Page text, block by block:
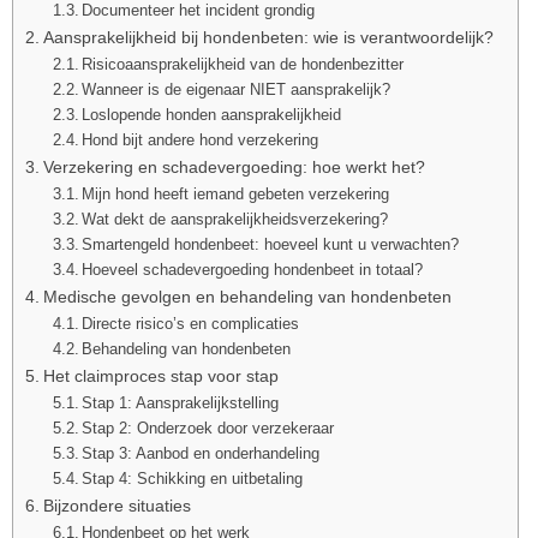
Documenteer het incident grondig
Aansprakelijkheid bij hondenbeten: wie is verantwoordelijk?
Risicoaansprakelijkheid van de hondenbezitter
Wanneer is de eigenaar NIET aansprakelijk?
Loslopende honden aansprakelijkheid
Hond bijt andere hond verzekering
Verzekering en schadevergoeding: hoe werkt het?
Mijn hond heeft iemand gebeten verzekering
Wat dekt de aansprakelijkheidsverzekering?
Smartengeld hondenbeet: hoeveel kunt u verwachten?
Hoeveel schadevergoeding hondenbeet in totaal?
Medische gevolgen en behandeling van hondenbeten
Directe risico’s en complicaties
Behandeling van hondenbeten
Het claimproces stap voor stap
Stap 1: Aansprakelijkstelling
Stap 2: Onderzoek door verzekeraar
Stap 3: Aanbod en onderhandeling
Stap 4: Schikking en uitbetaling
Bijzondere situaties
Hondenbeet op het werk